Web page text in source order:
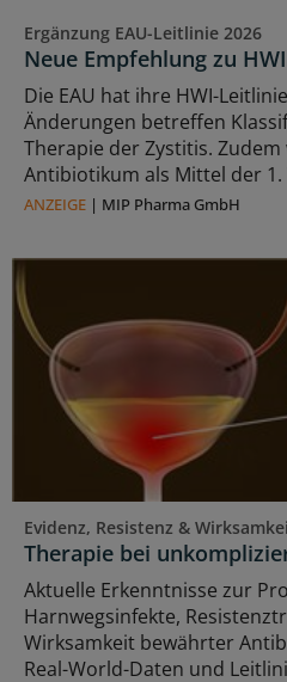
Ergänzung EAU-Leitlinie 2026
Neue Empfehlung zu
Die EAU hat ihre HWI-
Änderungen betreffen
Therapie der Zystitis.
Antibiotikum als Mittel der
ANZEIGE | MIP Pharma GmbH
Evidenz, Resistenz &
Therapie bei
Aktuelle Erkenntnisse zur
Harnwegsinfekte,
Wirksamkeit bewährter
Real-World-Daten und